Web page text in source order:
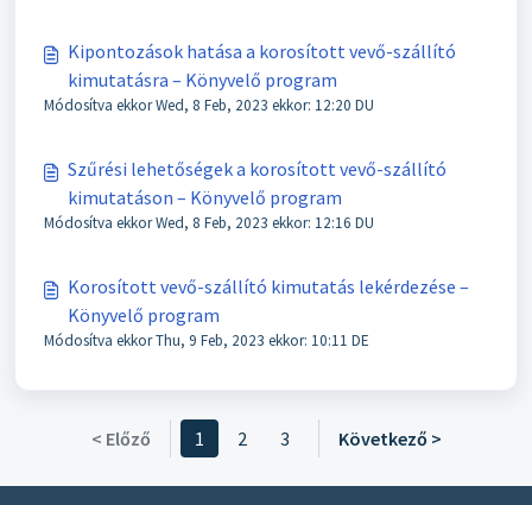
Kipontozások hatása a korosított vevő-szállító
kimutatásra – Könyvelő program
Módosítva ekkor Wed, 8 Feb, 2023 ekkor: 12:20 DU
Szűrési lehetőségek a korosított vevő-szállító
kimutatáson – Könyvelő program
Módosítva ekkor Wed, 8 Feb, 2023 ekkor: 12:16 DU
Korosított vevő-szállító kimutatás lekérdezése –
Könyvelő program
Módosítva ekkor Thu, 9 Feb, 2023 ekkor: 10:11 DE
< Előző 1 2 3 Következő >